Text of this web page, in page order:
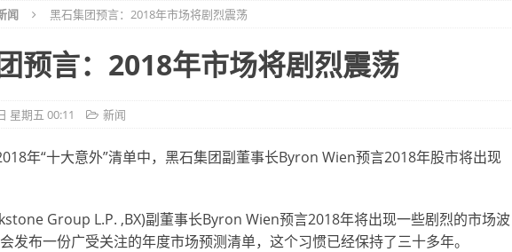
闻 黑石集团预言：2018年市场将剧烈震荡
预言：2018年市场将剧烈震荡
星期五 00:11 新闻
年“十大意外”清单中，黑石集团副董事长Byron Wien预言2018年股市将出现
Group L.P. ,BX)副董事长Byron Wien预言2018年将出现一些剧烈的市场波
发布一份广受关注的年度市场预测清单，这个习惯已经保持了三十多年。